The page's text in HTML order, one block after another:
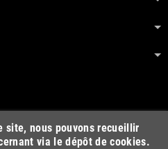
site, nous pouvons recueillir
via le dépôt de cookies.